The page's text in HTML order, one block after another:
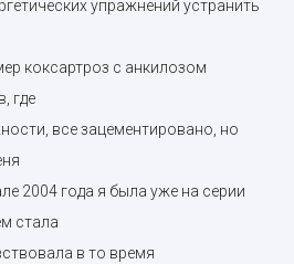
упражнений устранить
коксартроз с анкилозом
где
все зацементировано, но
2004 года я была уже на серии
стала
в то время